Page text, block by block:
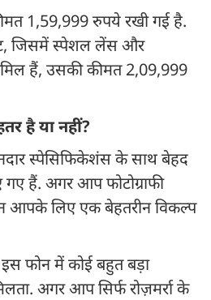
1,59,999 रुपये रखी गई है.
जिसमें स्पेशल लेंस और
हैं, उसकी कीमत 2,09,999
है या नहीं?
स्पेसिफिकेशंस के साथ बेहद
गए हैं. अगर आप फोटोग्राफी
आपके लिए एक बेहतरीन विकल्प
फोन में कोई बहुत बड़ा
अगर आप सिर्फ रोज़मर्रा के